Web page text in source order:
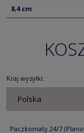
8,4 cm
Kraj wysyłki:
Paczkomaty 24/7